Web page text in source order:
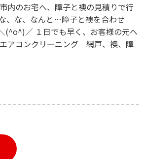
内のお宅へ、障子と襖の見積りで行
、な、なんと…障子と襖を合わせ
(^o^)／ １日でも早く、お客様の元へ
アコンクリーニング 網戸、襖、障